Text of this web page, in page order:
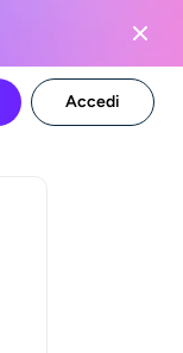
Accedi